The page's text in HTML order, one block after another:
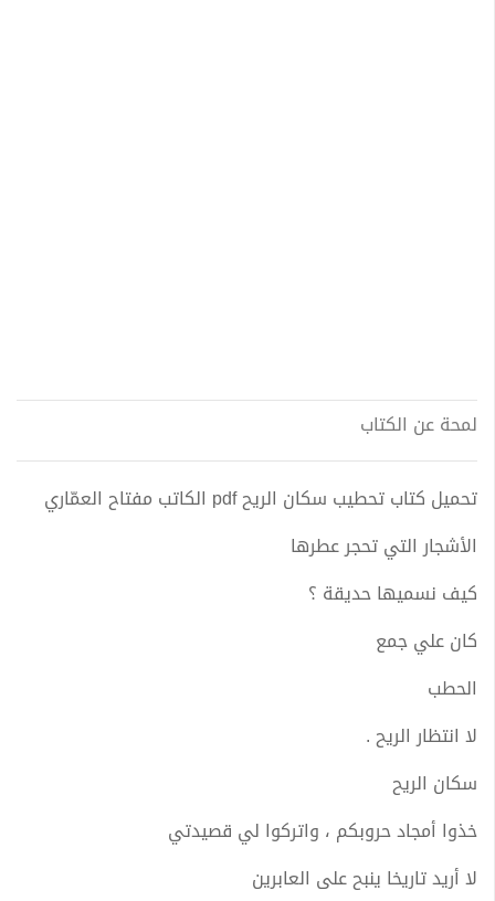
لمحة عن الكتاب
تحميل كتاب تحطيب سكان الريح pdf الكاتب مفتاح العمّاري
الأشجار التي تحجر عطرها
كيف نسميها حديقة ؟
كان علي جمع
الحطب
لا انتظار الريح .
سكان الريح
خذوا أمجاد حروبكم ، واتركوا لي قصيدتي
لا أريد تاريخا ينبح على العابرين